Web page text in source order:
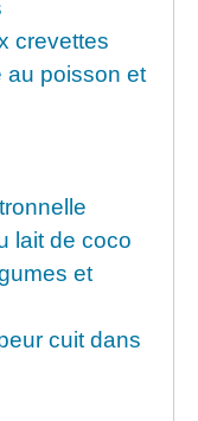
crevettes
au poisson et
lait de coco
et
cuit dans